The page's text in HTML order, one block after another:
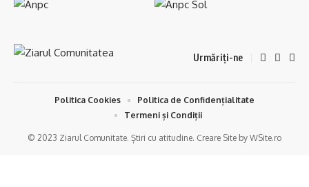
Urmăriți-ne
© 2023 Ziarul Comunitate. Știri cu atitudine. Creare Site by WSite.ro
Politica Cookies
Politica de Confidențialitate
Termeni și Condiții